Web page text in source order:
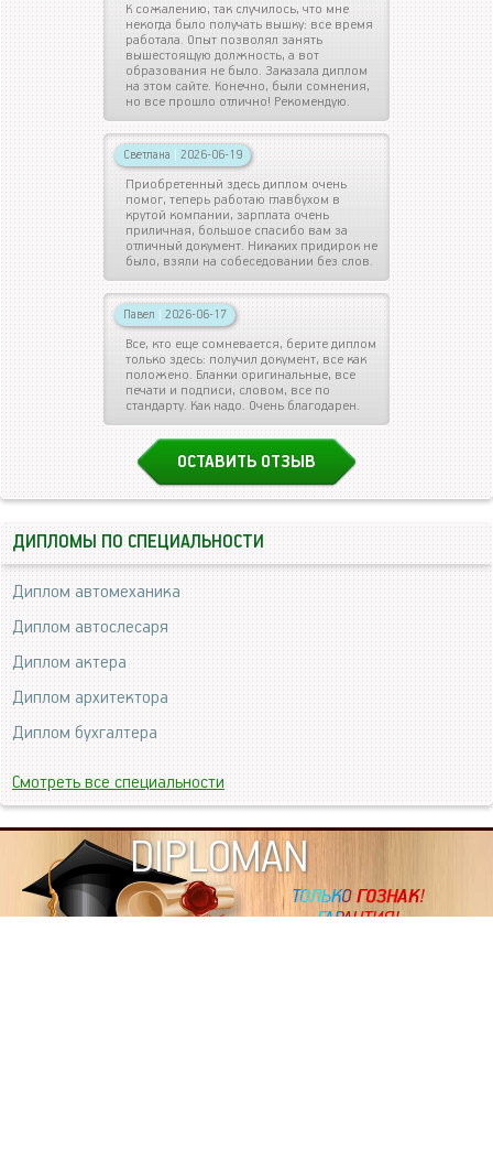
К сожалению, так случилось, что мне
некогда было получать вышку: все время
работала. Опыт позволял занять
вышестоящую должность, а вот
образования не было. Заказала диплом
на этом сайте. Конечно, были сомнения,
но все прошло отлично! Рекомендую.
Светлана | 2026-06-19
Приобретенный здесь диплом очень
помог, теперь работаю главбухом в
крутой компании, зарплата очень
приличная, большое спасибо вам за
отличный документ. Никаких придирок не
было, взяли на собеседовании без слов.
Павел | 2026-06-17
Все, кто еще сомневается, берите диплом
только здесь: получил документ, все как
положено. Бланки оригинальные, все
печати и подписи, словом, все по
стандарту. Как надо. Очень благодарен.
ОСТАВИТЬ ОТЗЫВ
ДИПЛОМЫ ПО СПЕЦИАЛЬНОСТИ
Диплом автомеханика
Диплом автослесаря
Диплом актера
Диплом архитектора
Диплом бухгалтера
Смотреть все специальности
DIPLOMAN